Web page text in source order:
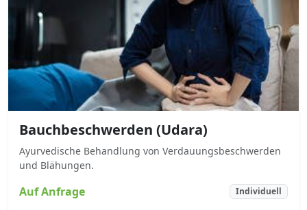
Bauchbeschwerden (Udara)
Ayurvedische Behandlung von Verdauungsbeschwerden
und Blähungen.
Auf Anfrage Individuell